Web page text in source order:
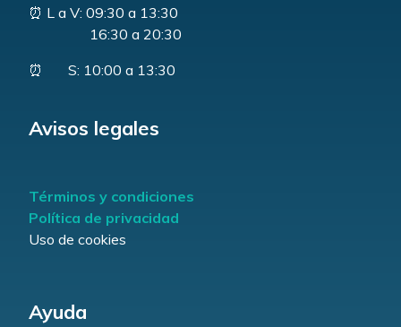
⏰ L a V: 09:30 a 13:30
16:30 a 20:30
⏰ S: 10:00 a 13:30
Avisos legales
Términos y condiciones
Política de privacidad
Uso de cookies
Ayuda